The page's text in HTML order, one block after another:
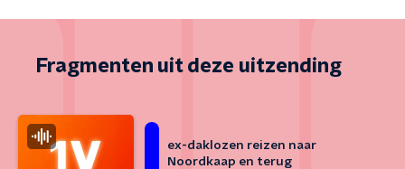
Fragmenten uit deze uitzending
ex-daklozen reizen naar
Noordkaap en terug